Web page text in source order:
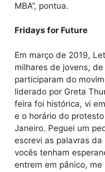
MBA”, pontua.
Fridays for Future
Em março de 2019,
milhares de jovens,
participaram do
liderado por Greta
feira foi histórica, vi
e o horário do
Janeiro. Peguei um
escrevi as palavras da
vocês tenham
entrem em pânico,